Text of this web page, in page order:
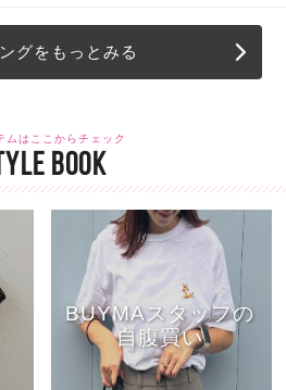
グをもっとみる
ムはここからチェック
BOOK
BUYMAスタッフの
自腹買い